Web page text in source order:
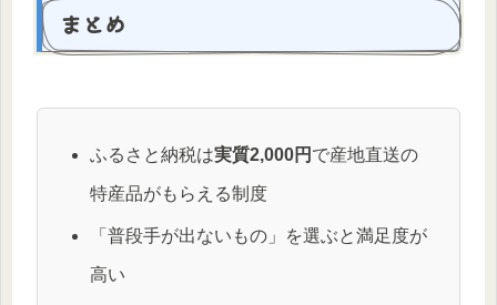
まとめ
ふるさと納税は実質2,000円 で産地直送の
特産品がもらえる制度
「普段手が出ないもの」を選ぶと満足度が
高い